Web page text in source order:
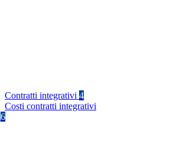
Contratti integrativi 4
Costi contratti integrativi
6